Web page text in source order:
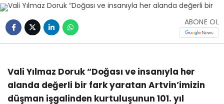
ABONE OL
Vali Yılmaz Doruk “Doğası ve insanıyla her
alanda değerli bir fark yaratan Artvin’imizin
düşman işgalinden kurtuluşunun 101. yıl